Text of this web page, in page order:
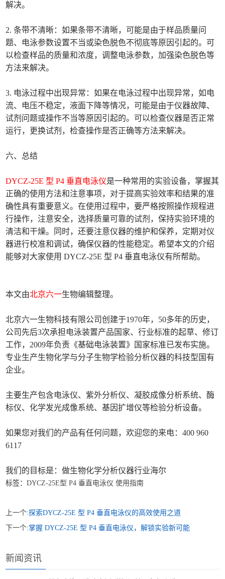
解决。
2. 条带不清晰：如果条带不清晰，可能是由于样品质量问
题、电泳参数设置不当或染色脱色不彻底等原因引起的。可
以检查样品的质量和浓度，调整电泳参数，加强染色脱色等
方法来解决。
3. 电泳过程中出现异常：如果在电泳过程中出现异常，如电
流、电压不稳定，液面下降等情况，可能是由于仪器故障、
试剂问题或操作不当等原因引起的。可以检查仪器是否正常
运行，更换试剂，检查操作是否正确等方法来解决。
六、总结
DYCZ-25E 型 P4 垂直电泳仪是一种常用的实验设备，掌握其
正确的使用方法和注意事项，对于提高实验效率和结果的准
确性具有重要意义。在使用过程中，要严格按照操作规程进
行操作，注意安全，选择质量可靠的试剂，保持实验环境的
清洁和干燥。同时，还要注意仪器的维护和保养，定期对仪
器进行校准和调试，确保仪器的性能稳定。希望本文的介绍
能够对大家使用 DYCZ-25E 型 P4 垂直电泳仪有所帮助。
本文由北京六一生物编辑整理。
北京六一生物科技有限公司创建于1970年，50多年的历史，
公司先后3次承担电泳装置产品国家、行业标准的起草、修订
工作，2009年负责《基础电泳装置》国家标准已发布实施。
专业生产生物化学与分子生物学检验分析仪器的科技型国有
企业。
主要生产包含电泳仪、紫外分析仪、凝胶成像分析系统、酶
标仪、化学发光成像系统、基因扩增仪等检验分析设备。
如果您对我们的产品有任何问题，欢迎您的来电：400 960
6117
我们的目标是：做生物化学分析仪器行业海尔
标签：DYCZ-25E型 P4 垂直电泳仪 使用指南
上一个:探索DYCZ-25E 型 P4 垂直电泳仪的高效使用之道
下一个:掌握 DYCZ-25E 型 P4 垂直电泳仪，解锁实验新可能
新闻资讯